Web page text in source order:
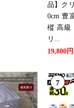
品】ク
0cm 豊
樅 高級
リ...
19,800円
7